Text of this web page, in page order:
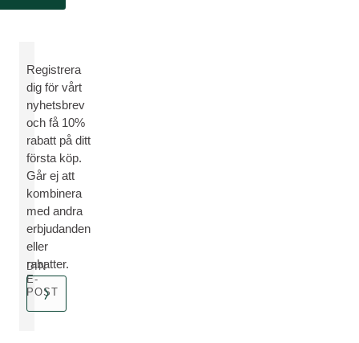
Registrera
dig för vårt
nyhetsbrev
och få 10%
rabatt på ditt
första köp.
Går ej att
kombinera
med andra
erbjudanden
eller
rabatter.
DIN
E-
POST